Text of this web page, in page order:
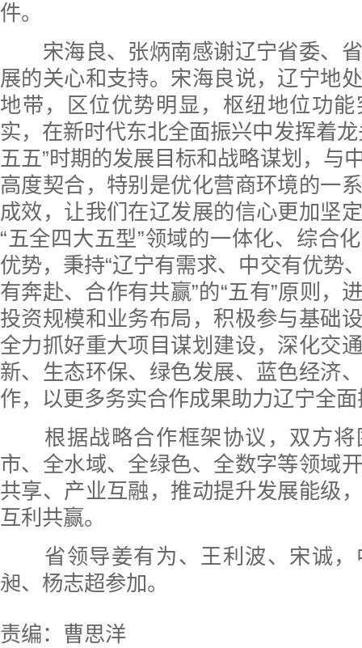
件。
宋海良、张炳南感谢辽宁省委、省
展的关心和支持。宋海良说，辽宁地
地带，区位优势明显，枢纽地位功
实，在新时代东北全面振兴中发挥着
五五”时期的发展目标和战略谋划，与
高度契合，特别是优化营商环境的一
成效，让我们在辽发展的信心更加坚
“五全四大五型”领域的一体化、综合
优势，秉持“辽宁有需求、中交有优势
有奔赴、合作有共赢”的“五有”原则，
投资规模和业务布局，积极参与基础
全力抓好重大项目谋划建设，深化交
新、生态环保、绿色发展、蓝色经济
作，以更多务实合作成果助力辽宁全
根据战略合作框架协议，双方将
市、全水域、全绿色、全数字等领域
共享、产业互融，推动提升发展能级
互利共赢。
省领导姜有为、王利波、宋诚，
昶、杨志超参加。
责编：曹思洋